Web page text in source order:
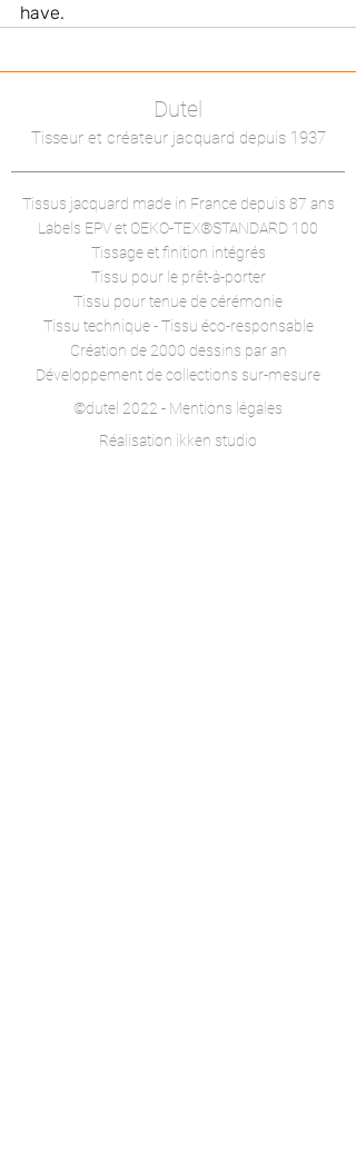
have.
Dutel
Tisseur et créateur jacquard depuis 1937
Tissus jacquard made in France depuis 87 ans
Labels EPV et OEKO-TEX®STANDARD 100
Tissage et finition intégrés
Tissu pour le prêt-à-porter
Tissu pour tenue de cérémonie
Tissu technique -Tissu éco-responsable
Création de 2000 dessins par an
Développement de collections sur-mesure
©dutel 2022 - Mentions légales
Réalisation ikken studio